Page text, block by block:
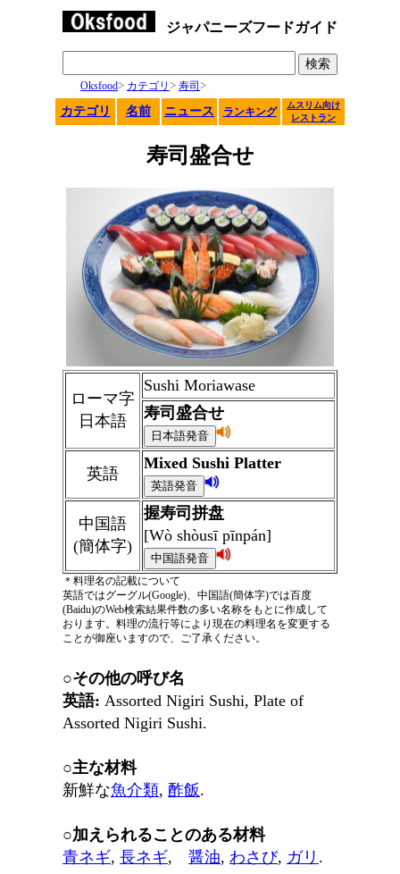
ジャパニーズフードガイド
Oksfood> カテゴリ > 寿司 >
カテゴリ
名前 ニュース ランキング
ムスリム向け
レストラン
寿司盛合せ
ローマ字
日本語
Sushi Moriawase
寿司盛合せ
英語
Mixed Sushi Platter
中国語
(簡体字)
握寿司拼盘
[Wò shòusī pīnpán]
＊料理名の記載について
英語ではグーグル(Google)、中国語(簡体字)では百度
(Baidu)のWeb検索結果件数の多い名称をもとに作成して
おります。料理の流行等により現在の料理名を変更する
ことが御座いますので、ご了承ください。
○その他の呼び名
英語: Assorted Nigiri Sushi, Plate of
Assorted Nigiri Sushi.
○主な材料
新鮮な魚介類, 酢飯.
○加えられることのある材料
青ネギ, 長ネギ, 醤油, わさび, ガリ .